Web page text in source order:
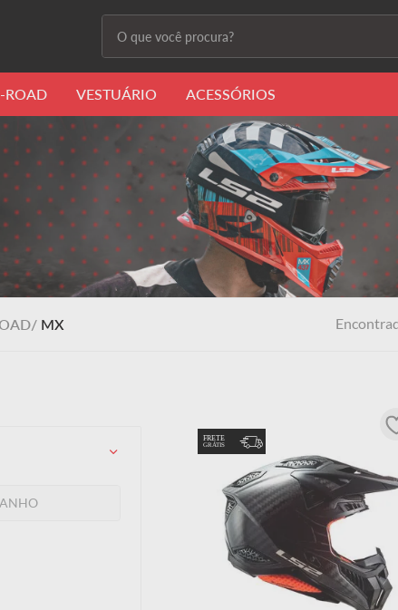
O que você procura?
ROAD VESTUÁRIO ACESSÓRIOS
MX
Termos mais buscados
1º capacete ls2
2º capacetes
draze
capacete
5º capacete feminino
capacete masculino